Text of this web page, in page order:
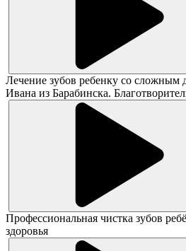
Лечение зубов ребенку со сложным
Ивана из Барабинска.
Профессиональная чистка зубов
здоровья